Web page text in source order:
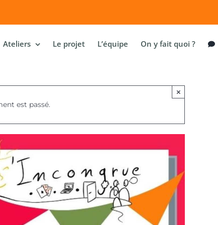
Ateliers Le projet L’équipe On y fait quoi ?
est passé.
×